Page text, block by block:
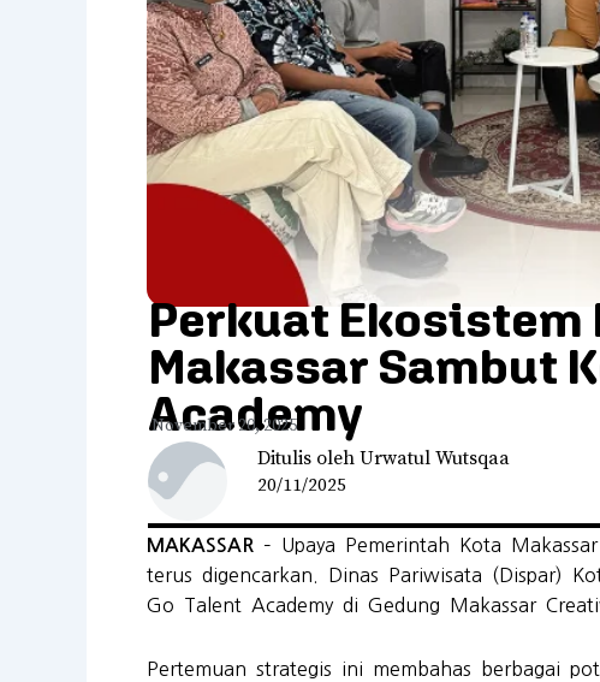
Perkuat Ekosistem
Makassar Sambut
Academy
November 20, 2025
Ditulis oleh Urwatul Wutsqaa
20/11/2025
MAKASSAR – Upaya Pemerintah Kota
terus digencarkan. Dinas Pariwisata (Dispar)
Go Talent Academy di Gedung Makassar
Pertemuan strategis ini membahas berbagai